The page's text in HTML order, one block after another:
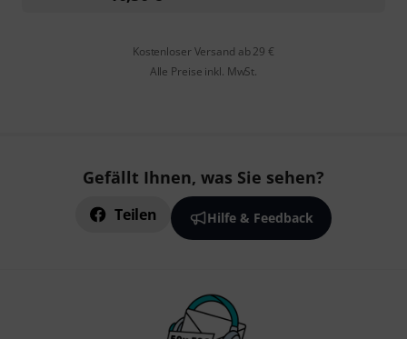
Kostenloser Versand ab 29 €
Alle Preise inkl. MwSt.
Gefällt Ihnen, was Sie sehen?
Teilen Hilfe & Feedback